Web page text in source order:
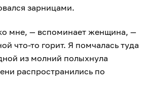
зарницами.
мне, — вспоминает женщина, —
что-то горит. Я помчалась туда
из молний полыхнула
распространились по